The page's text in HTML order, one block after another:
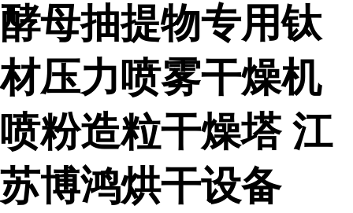
酵母抽提物专用钛
材压力喷雾干燥机
喷粉造粒干燥塔 江
苏博鸿烘干设备